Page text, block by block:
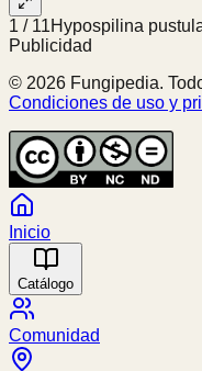
1 / 11Hypospilina
Publicidad
© 2026 Fungipedia.
Condiciones de uso y
Inicio
Catálogo
Comunidad